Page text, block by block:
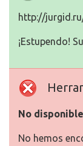
http://
¡Estupendo!
No disponible
No hemos